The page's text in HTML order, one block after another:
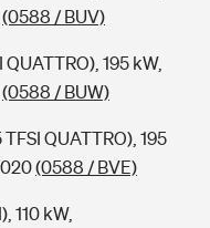
(0588 / BUV)
195 kW,
(0588 / BUW)
QUATTRO), 195
(0588 / BVE)
110 kW,